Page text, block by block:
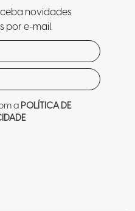
novidades
por e-mail.
aPOLÍTICA DE